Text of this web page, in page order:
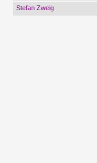
Stefan Zweig